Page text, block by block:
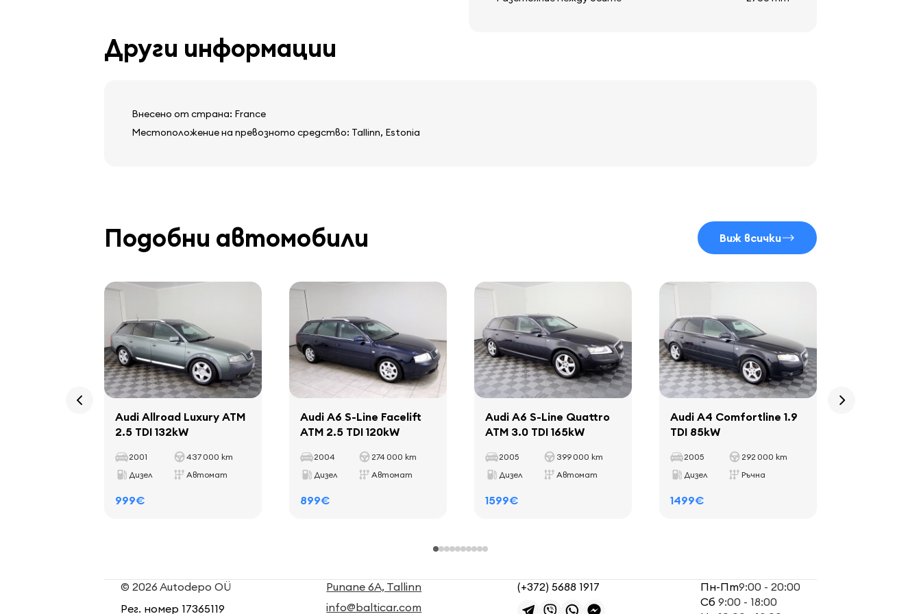
компютър на борда
Други информации
Внесено от страна: France
Местоположение на превозното средство: Tallinn, Estonia
Подобни автомобили Виж всички
Audi Allroad Luxury ATM
2.5 TDI 132kW
2001
437 000 km
Дизел
Автомат
999€
Audi A6 S-Line Facelift
ATM 2.5 TDI 120kW
2004
274 000 km
Дизел
Автомат
899€
Audi A6 S-Line Quattro
ATM 3.0 TDI 165kW
2005
399 000 km
Дизел
Автомат
1599€
Audi A4 Comfortline 1.9
TDI 85kW
2005
292 000 km
Дизел
Ръчна
1499€
© 2026 Autodepo OÜ
Рег. номер 17365119
Punane 6A, Tallinn
info@balticar.com
(+372) 5688 1917 Пн-Пт9:00 - 20:00
Сб 9:00 - 18:00